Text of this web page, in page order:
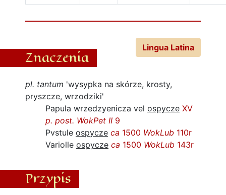
Znaczenia
Lingua Latina
pl. tantum 'wysypka na skórze, krosty,
pryszcze, wrzodziki'
Papula wrzedzyenicza vel ospycze XV
p. post. WokPet II 9
Pvstule ospycze ca 1500 WokLub 110r
Variolle ospycze ca 1500 WokLub 143r
Przypis